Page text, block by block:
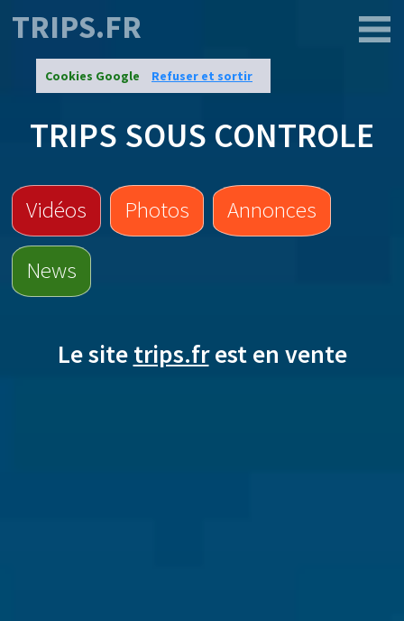
Cookies Google Refuser et sortir
TRIPS.FR
TRIPS SOUS CONTROLE
Vidéos Photos Annonces
News
Le sitetrips.frest en vente